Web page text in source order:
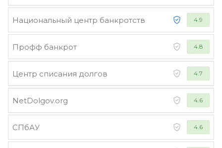
Национальный центр банкротств 4.9
Профф банкрот 4.8
Центр списания долгов 4.7
NetDolgov.org 4.6
СПбАУ 4.6